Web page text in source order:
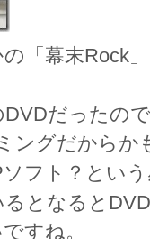
「幕末Rock
だったの
ングだからか
フト？とい
となると
すね。